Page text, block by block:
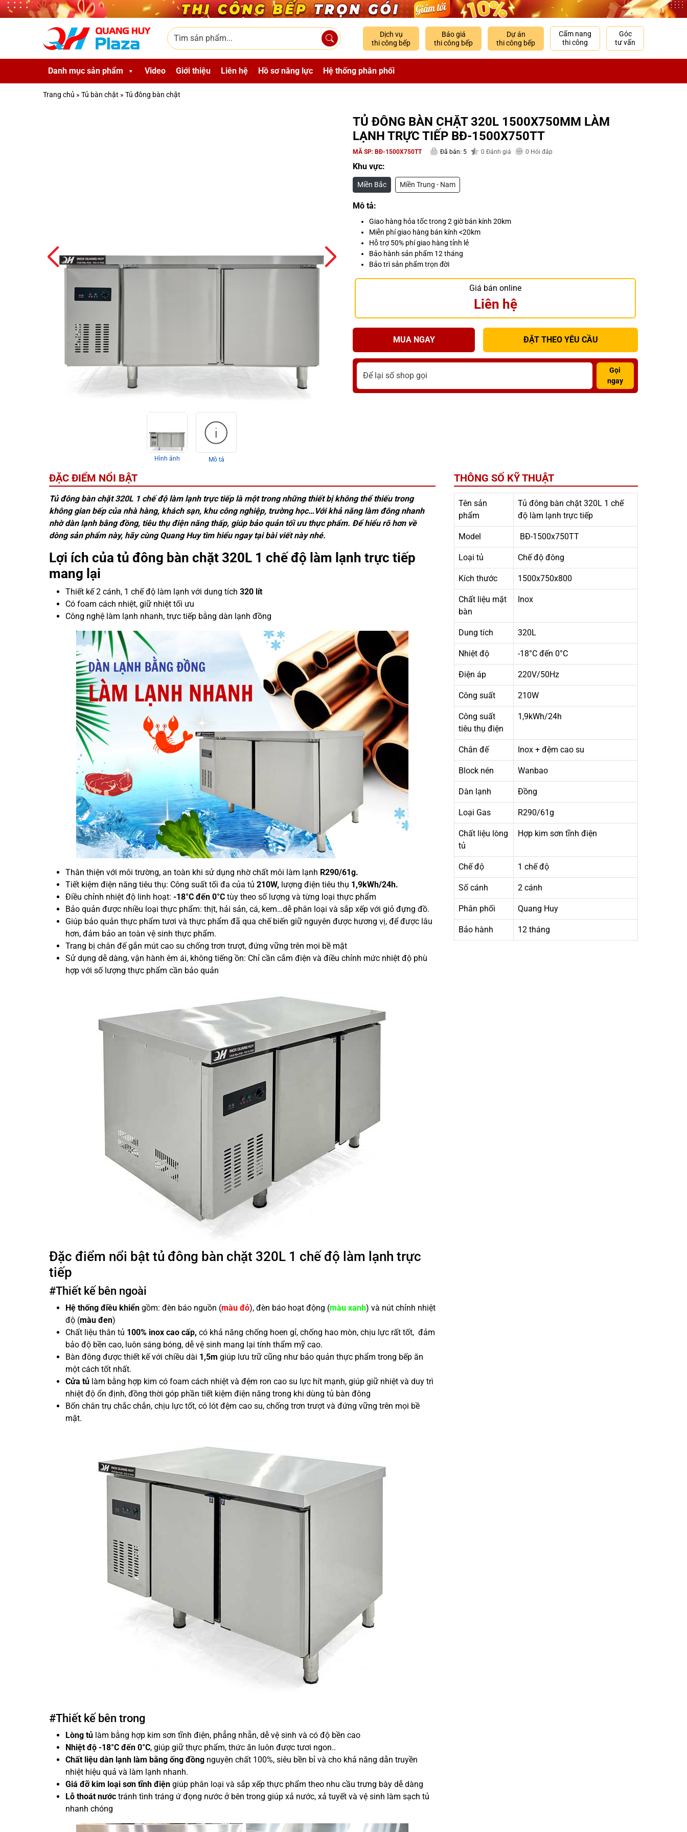
Skip to main content
Tìm sản phẩm
Dịch vụ
thi công bếp
Báo giá
thi công bếp
Dự án
thi công bếp
Cẩm nang
thi công
Góc
tư vấn
Danh mục sản phẩm Video Giới thiệu Liên hệ Hồ sơ năng lực Hệ thống phân phối
Trang chủ » Tủ bàn chặt » Tủ đông bàn chặt
Hình ảnh Mô tả
TỦ ĐÔNG BÀN CHẶT 320L 1500X750MM LÀM
LẠNH TRỰC TIẾP BĐ-1500X750TT
MÃ SP: BĐ-1500X750TT Đã bán: 5 0 Đánh giá 0 Hỏi đáp
Khu vực:
Miền Bắc Miền Trung - Nam
Mô tả:
Giao hàng hỏa tốc trong 2 giờ bán kính 20km
Miễn phí giao hàng bán kính <20km
Hỗ trợ 50% phí giao hàng tỉnh lẻ
Bảo hành sản phẩm 12 tháng
Bảo trì sản phẩm trọn đời
Giá bán online
Liên hệ
MUA NGAY ĐẶT THEO YÊU CẦU
Gọi
ngay
THÔNG SỐ KỸ THUẬT
Tên sản
phẩm
Tủ đông bàn chặt 320L 1 chế
độ làm lạnh trực tiếp
Model BĐ-1500x750TT
Loại tủ Chế độ đông
Kích thước 1500x750x800
Chất liệu mặt
bàn
Inox
Dung tích 320L
Nhiệt độ -18°C đến 0°C
Điện áp 220V/50Hz
Công suất 210W
Công suất
tiêu thụ điện
1,9kWh/24h
Chân đế Inox + đệm cao su
Block nén Wanbao
Dàn lạnh Đồng
Loại Gas R290/61g
Chất liệu lòng
tủ
Hợp kim sơn tĩnh điện
Chế độ 1 chế độ
Số cánh 2 cánh
Phân phối Quang Huy
Bảo hành 12 tháng
ĐẶC ĐIỂM NỔI BẬT
Tủ đông bàn chặt 320L 1 chế độ làm lạnh trực tiếp là một trong những thiết bị không thể thiếu trong
không gian bếp của nhà hàng, khách sạn, khu công nghiệp, trường học…Với khả năng làm đông nhanh
nhờ dàn lạnh bằng đồng, tiêu thụ điện năng thấp, giúp bảo quản tối ưu thực phẩm. Để hiểu rõ hơn về
dòng sản phẩm này, hãy cùng Quang Huy tìm hiểu ngay tại bài viết này nhé.
Lợi ích của tủ đông bàn chặt 320L 1 chế độ làm lạnh trực tiếp
mang lại
Thiết kế 2 cánh, 1 chế độ làm lạnh với dung tích 320 lít
Có foam cách nhiệt, giữ nhiệt tối ưu
Công nghệ làm lạnh nhanh, trực tiếp bằng dàn lạnh đồng
Thân thiện với môi trường, an toàn khi sử dụng nhờ chất môi làm lạnh R290/61g.
Tiết kiệm điện năng tiêu thụ: Công suất tối đa của tủ 210W, lượng điện tiêu thụ 1,9kWh/24h.
Điều chỉnh nhiệt độ linh hoạt: -18°C đến 0°C tùy theo số lượng và từng loại thực phẩm
Bảo quản được nhiều loại thực phẩm: thịt, hải sản, cá, kem…dễ phân loại và sắp xếp với giỏ đựng đồ.
Giúp bảo quản thực phẩm tươi và thực phẩm đã qua chế biến giữ nguyên được hương vị, để được lâu
hơn, đảm bảo an toàn vệ sinh thực phẩm.
Trang bị chân đế gắn mút cao su chống trơn trượt, đứng vững trên mọi bề mặt
Sử dụng dễ dàng, vận hành êm ái, không tiếng ồn: Chỉ cần cắm điện và điều chỉnh mức nhiệt độ phù
hợp với số lượng thực phẩm cần bảo quản
Đặc điểm nổi bật tủ đông bàn chặt 320L 1 chế độ làm lạnh trực
tiếp
#Thiết kế bên ngoài
Hệ thống điều khiển gồm: đèn báo nguồn (màu đỏ), đèn báo hoạt động (màu xanh) và nút chỉnh nhiệt
độ (màu đen)
Chất liệu thân tủ 100% inox cao cấp, có khả năng chống hoen gỉ, chống hao mòn, chịu lực rất tốt, đảm
bảo độ bền cao, luôn sáng bóng, dễ vệ sinh mang lại tính thẩm mỹ cao.
Bàn đông được thiết kế với chiều dài 1,5m giúp lưu trữ cũng như bảo quản thực phẩm trong bếp ăn
một cách tốt nhất.
Cửa tủ làm bằng hợp kim có foam cách nhiệt và đệm ron cao su lực hít mạnh, giúp giữ nhiệt và duy trì
nhiệt độ ổn định, đồng thời góp phần tiết kiệm điện năng trong khi dùng tủ bàn đông
Bốn chân trụ chắc chắn, chịu lực tốt, có lót đệm cao su, chống trơn trượt và đứng vững trên mọi bề
mặt.
#Thiết kế bên trong
Lòng tủ làm bằng hợp kim sơn tĩnh điện, phẳng nhẵn, dễ vệ sinh và có độ bền cao
Nhiệt độ -18°C đến 0°C, giúp giữ thực phẩm, thức ăn luôn được tươi ngon..
Chất liệu dàn lạnh làm bằng ống đồng nguyên chất 100%, siêu bền bỉ và cho khả năng dẫn truyền
nhiệt hiệu quả và làm lạnh nhanh.
Giá đỡ kim loại sơn tĩnh điện giúp phân loại và sắp xếp thực phẩm theo nhu cầu trưng bày dễ dàng
Lỗ thoát nước tránh tình tráng ứ đọng nước ở bên trong giúp xả nước, xả tuyết và vệ sinh làm sạch tủ
nhanh chóng